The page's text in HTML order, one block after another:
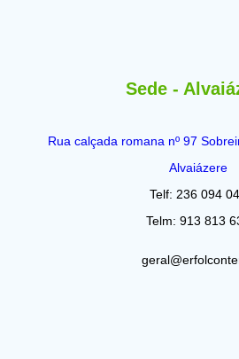
Sede -
Rua calçada romana nº 97
Alvaiázere
Telf: 236 094
Telm: 913 813